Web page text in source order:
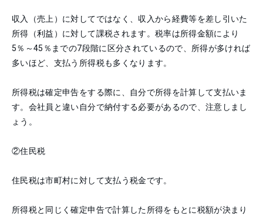
収入（売上）に対してではなく、収入から経費等を差し引いた
所得（利益）に対して課税されます。税率は所得金額により
5％～45％までの7段階に区分されているので、所得が多ければ
多いほど、支払う所得税も多くなります。
所得税は確定申告をする際に、自分で所得を計算して支払いま
す。会社員と違い自分で納付する必要があるので、注意しまし
ょう。
②住民税
住民税は市町村に対して支払う税金です。
所得税と同じく確定申告で計算した所得をもとに税額が決まり